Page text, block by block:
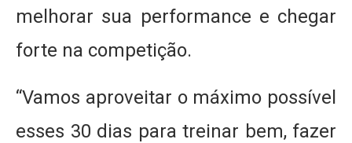
melhorar sua performance e chegar
forte na competição.
“Vamos aproveitar o máximo possível
esses 30 dias para treinar bem, fazer